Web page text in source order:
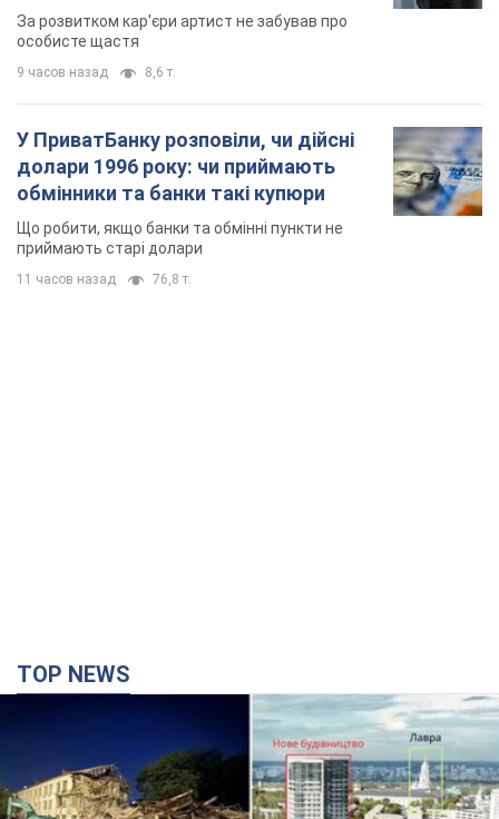
мають
За розвитком кар'єри артист не забував про
особисте щастя
9 часов назад 8,6 т.
У ПриватБанку розповіли, чи дійсні
долари 1996 року: чи приймають
обмінники та банки такі купюри
Що робити, якщо банки та обмінні пункти не
приймають старі долари
11 часов назад 76,8 т.
TOP NEWS